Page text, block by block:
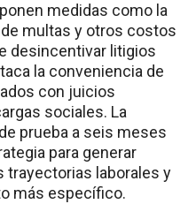
medidas como la
multas y otros costos
desincentivar litigios
la conveniencia de
con juicios
sociales. La
prueba a seis meses
para generar
trayectorias laborales y
más específico.